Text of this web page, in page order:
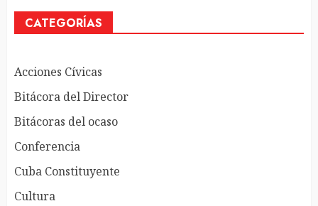
CATEGORÍAS
Acciones Cívicas
Bitácora del Director
Bitácoras del ocaso
Conferencia
Cuba Constituyente
Cultura